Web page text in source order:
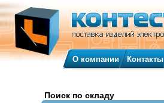
О компании Контакты
Поиск по складу